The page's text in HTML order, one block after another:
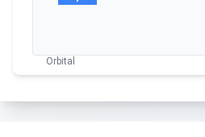
Orbital